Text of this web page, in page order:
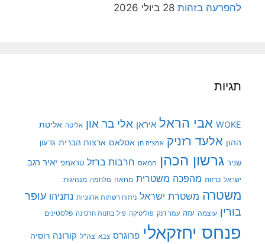
להפרעה בזהות 28 ביולי 2026
תגיות
WOKE אבי הראל איראן אלי בר און אליטה אליטת
ההון אלעד רזניק אמציה חן אסלאם ארצות הברית גדעון
שניר גרשון הכהן חמאס חרבות ברזל טראמפ יאיר רגב
ישראל כרזות מהפכה משטרית מחאה מלחמה מנהיגות
משטרה משטרת ישראל ניתוח רשתות ארגוניות נתניהו עופר
בורין עוצמה עזה עמר דנק פוליטיקה פיל בחנות חרסינה פלסטינים
פנחס יחזקאלי פרוגרס צבא צה"ל קורונה רוסיה